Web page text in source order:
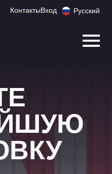
КонтактыВход Русский